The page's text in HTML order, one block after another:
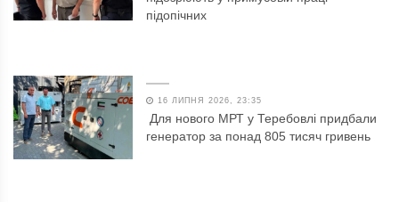
підопічних
16 ЛИПНЯ 2026, 23:35
Для нового МРТ у Теребовлі придбали
генератор за понад 805 тисяч гривень